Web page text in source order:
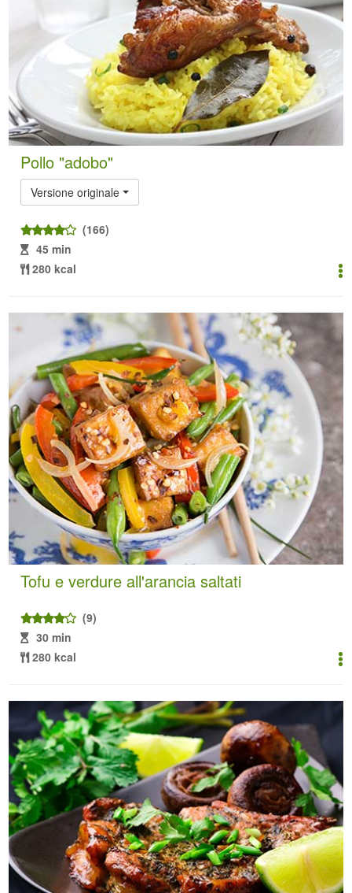
Pollo "adobo"
Versione originale
(166)
45 min
280 kcal
Tofu e verdure all'arancia saltati
(9)
30 min
280 kcal